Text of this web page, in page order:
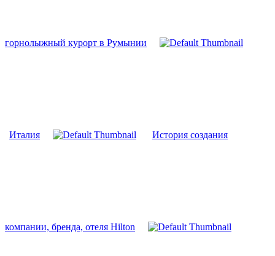
горнолыжный курорт в Румынии
Италия История создания
компании, бренда, отеля Hilton